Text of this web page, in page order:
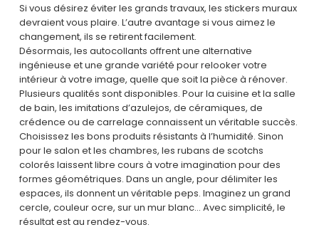
Si vous désirez éviter les grands travaux, les stickers muraux
devraient vous plaire. L’autre avantage si vous aimez le
changement, ils se retirent facilement.
Désormais, les autocollants offrent une alternative
ingénieuse et une grande variété pour relooker votre
intérieur à votre image, quelle que soit la pièce à rénover.
Plusieurs qualités sont disponibles. Pour la cuisine et la salle
de bain, les imitations d’azulejos, de céramiques, de
crédence ou de carrelage connaissent un véritable succès.
Choisissez les bons produits résistants à l’humidité. Sinon
pour le salon et les chambres, les rubans de scotchs
colorés laissent libre cours à votre imagination pour des
formes géométriques. Dans un angle, pour délimiter les
espaces, ils donnent un véritable peps. Imaginez un grand
cercle, couleur ocre, sur un mur blanc… Avec simplicité, le
résultat est au rendez-vous.